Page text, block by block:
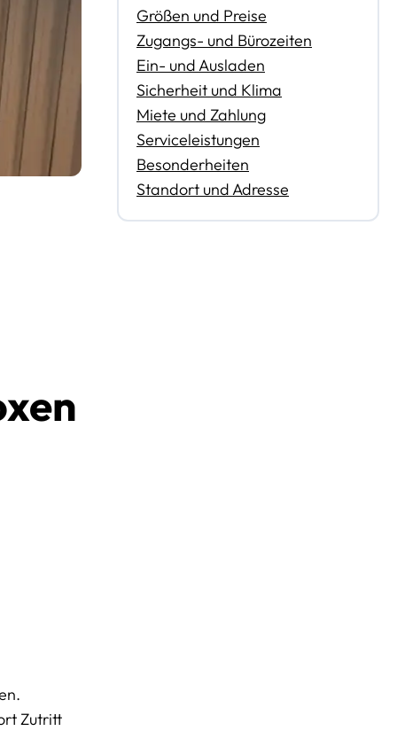
Zutritt
Größen und Preise
Zugangs- und Bürozeiten
Ein- und Ausladen
Sicherheit und Klima
Miete und Zahlung
Serviceleistungen
Besonderheiten
Standort und Adresse